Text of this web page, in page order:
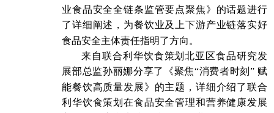
业食品安全全链条监管要点聚焦》的话题进行
了详细阐述，为餐饮业及上下游产业链落实好
食品安全主体责任指明了方向。
来自联合利华饮食策划北亚区食品研究发
展部总监孙丽娜分享了《聚焦“消费者时刻” 赋
能餐饮高质量发展》的主题，详细介绍了联合
利华饮食策划在食品安全管理和营养健康发展